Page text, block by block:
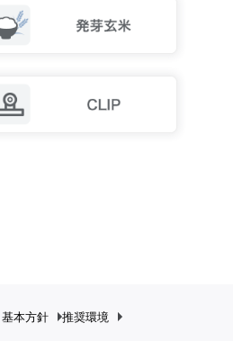
基本方針 推奨環境